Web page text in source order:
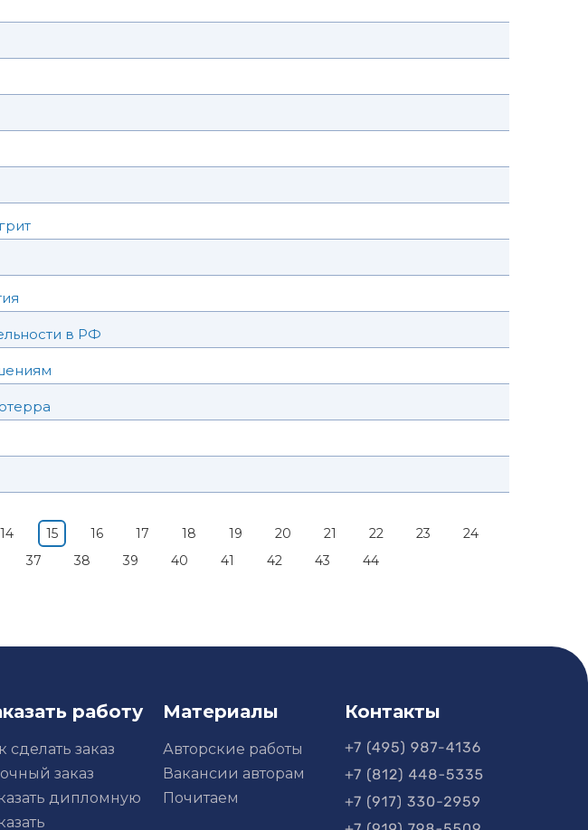
в РФ
14 15 16 17 18 19 20 21 22 23
24
37 38 39 40 41 42 43 44
работу
сделать заказ
заказ
дипломную
Материалы
Авторские работы
Вакансии авторам
Почитаем
Контакты